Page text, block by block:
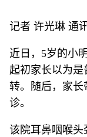
记者 许光琳 通
近日，5岁的小
起初家长以为
转。随后，家
诊。
该院耳鼻咽喉头